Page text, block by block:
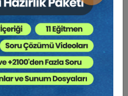
Türk Ticaret Kanunu m. 8
ve bu doğrultuda bir
konusu bu değerlendirme
Kanunu’nun ve 5464 sayılı
Kanunu’nun ilgili hükümleri
Tüm bu zikredilen